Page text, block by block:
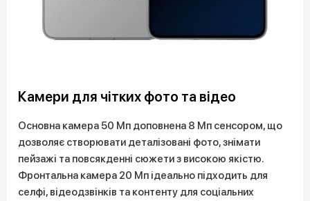
Камери для чітких фото та відео
Основна камера 50 Мп доповнена 8 Мп сенсором, що
дозволяє створювати деталізовані фото, знімати
пейзажі та повсякденні сюжети з високою якістю.
Фронтальна камера 20 Мп ідеально підходить для
селфі, відеодзвінків та контенту для соціальних